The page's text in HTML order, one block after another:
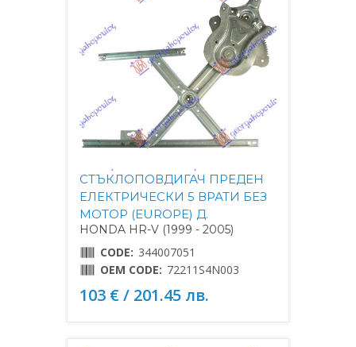
СТЪКЛОПОВДИГАЧ ПРЕДЕН
ЕЛЕКТРИЧЕСКИ 5 ВРАТИ БЕЗ
МОТОР (EUROPE) Д.
HONDA HR-V (1999 - 2005)
CODE: 344007051
OEM CODE: 72211S4N003
103 € / 201.45 лв.